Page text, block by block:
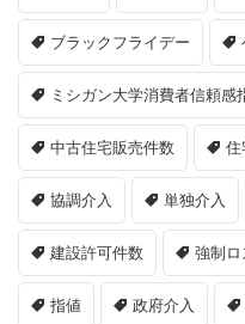
ブラックフライデー
ミシガン大学消費者信頼感
中古住宅販売件数 住
協調介入 単独介入
建設許可件数 強制ロ
指値 政府介入